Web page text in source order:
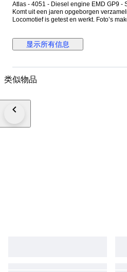
Atlas - 4051 - Diesel engine EMD GP9 - Santa Fé
Komt uit een jaren opgeborgen
Locomotief is
显示所有信息
类似物品